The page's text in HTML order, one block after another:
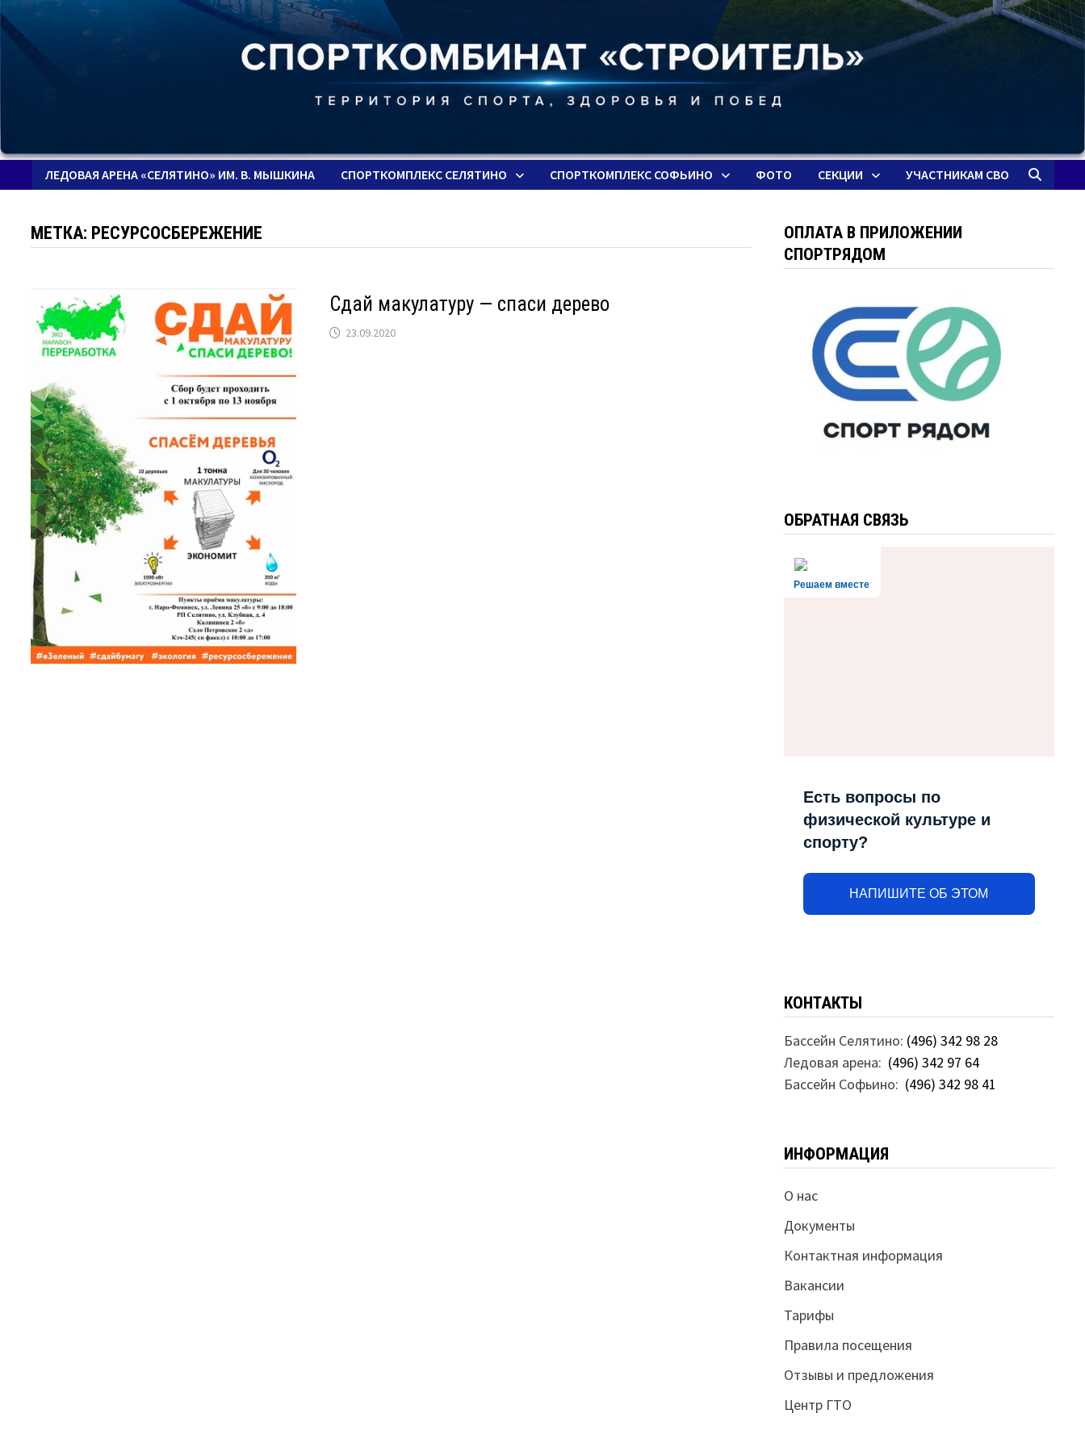
ЛЕДОВАЯ АРЕНА «СЕЛЯТИНО» ИМ. В. МЫШКИНА СПОРТКОМПЛЕКС СЕЛЯТИНО СПОРТКОМПЛЕКС СОФЬИНО ФОТО СЕКЦИИ УЧАСТНИКАМ СВО
МЕТКА: РЕСУРСОСБЕРЕЖЕНИЕ
Сдай макулатуру — спаси дерево
23.09.2020
ОПЛАТА В ПРИЛОЖЕНИИ
СПОРТРЯДОМ
ОБРАТНАЯ СВЯЗЬ
Решаем вместе
Есть вопросы по
физической культуре и
спорту?
НАПИШИТЕ ОБ ЭТОМ
КОНТАКТЫ
Бассейн Селятино: (496) 342 98 28
Ледовая арена: (496) 342 97 64
Бассейн Софьино: (496) 342 98 41
ИНФОРМАЦИЯ
О нас
Документы
Контактная информация
Вакансии
Тарифы
Правила посещения
Отзывы и предложения
Центр ГТО